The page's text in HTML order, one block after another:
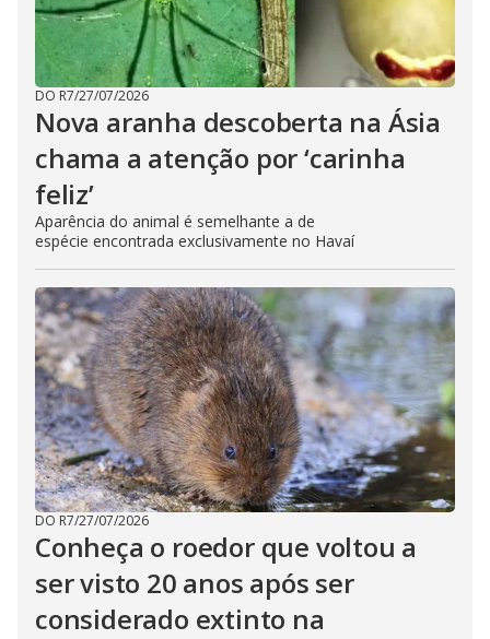
DO R7/27/07/2026
Nova aranha descoberta na Ásia
chama a atenção por ‘carinha
feliz’
Aparência do animal é semelhante a de
espécie encontrada exclusivamente no Havaí
DO R7/27/07/2026
Conheça o roedor que voltou a
ser visto 20 anos após ser
considerado extinto na